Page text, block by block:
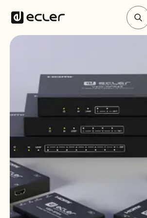
Solutions
Pourquoi Ecler
Soutien et communauté